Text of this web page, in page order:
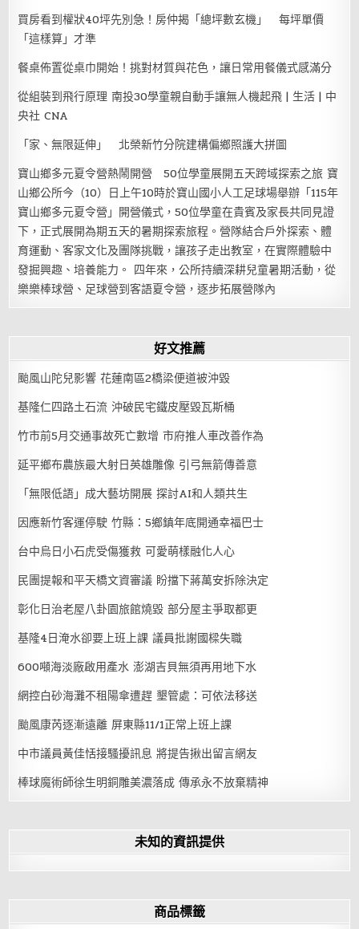
買房看到權狀40坪先別急！房仲揭「總坪數玄機」 每坪單價
「這樣算」才準
餐桌佈置從桌巾開始！挑對材質與花色，讓日常用餐儀式感滿分
從組裝到飛行原理 南投30學童親自動手讓無人機起飛 | 生活 | 中
央社 CNA
「家、無限延伸」 北榮新竹分院建構偏鄉照護大拼圖
寶山鄉多元夏令營熱鬧開營 50位學童展開五天跨域探索之旅 寶
山鄉公所今（10）日上午10時於寶山國小人工足球場舉辦「115年
寶山鄉多元夏令營」開營儀式，50位學童在貴賓及家長共同見證
下，正式展開為期五天的暑期探索旅程。營隊結合戶外探索、體
育運動、客家文化及團隊挑戰，讓孩子走出教室，在實際體驗中
發掘興趣、培養能力。 四年來，公所持續深耕兒童暑期活動，從
樂樂棒球營、足球營到客語夏令營，逐步拓展營隊內
好文推薦
颱風山陀兒影響 花蓮南區2橋梁便道被沖毀
基隆仁四路土石流 沖破民宅鐵皮壓毀瓦斯桶
竹市前5月交通事故死亡數增 市府推人車改善作為
延平鄉布農族最大射日英雄雕像 引弓無箭傳善意
「無限低語」成大藝坊開展 探討AI和人類共生
因應新竹客運停駛 竹縣：5鄉鎮年底開通幸福巴士
台中烏日小石虎受傷獲救 可愛萌樣融化人心
民團提報和平天橋文資審議 盼擋下蔣萬安拆除決定
彰化日治老屋八卦園旅館燒毀 部分屋主爭取都更
基隆4日淹水卻要上班上課 議員批謝國樑失職
600噸海淡廠啟用產水 澎湖吉貝無須再用地下水
網控白砂海灘不租陽傘遭趕 墾管處：可依法移送
颱風康芮逐漸遠離 屏東縣11/1正常上班上課
中市議員黃佳恬接騷擾訊息 將提告揪出留言網友
棒球魔術師徐生明銅雕美濃落成 傳承永不放棄精神
未知的資訊提供
商品標籤